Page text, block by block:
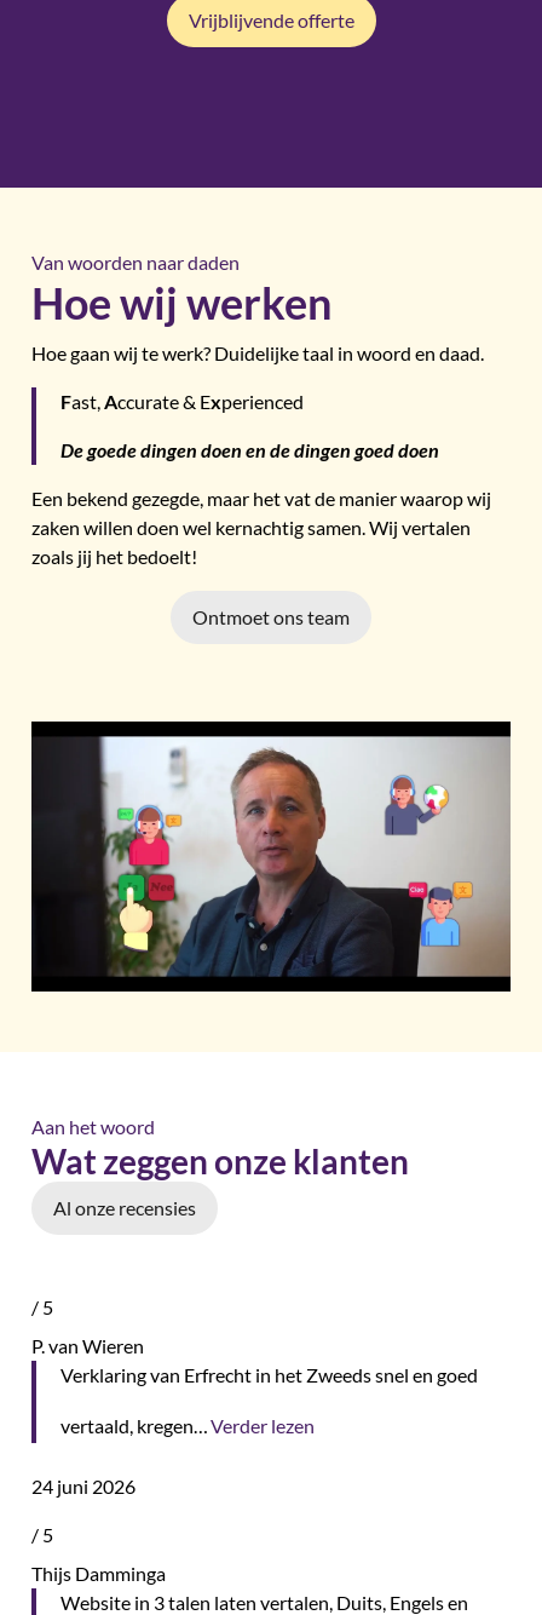
Vrijblijvende offerte
Van woorden naar daden
Hoe wij werken
Hoe gaan wij te werk? Duidelijke taal in woord en daad.
Fast,Accurate & Experienced
De goede dingen doen en de dingen goed doen
Een bekend gezegde, maar het vat de manier waarop wij
zaken willen doen wel kernachtig samen. Wij vertalen
zoals jij het bedoelt!
Ontmoet ons team
Aan het woord
Wat zeggen onze klanten
Al onze recensies
/ 5
P. van Wieren
Verklaring van Erfrecht in het Zweeds snel en goed
vertaald, kregen… Verder lezen
24 juni 2026
/ 5
Thijs Damminga
Website in 3 talen laten vertalen, Duits, Engels en